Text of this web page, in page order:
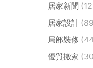
居家新聞
居家設計
局部裝修
優質搬家